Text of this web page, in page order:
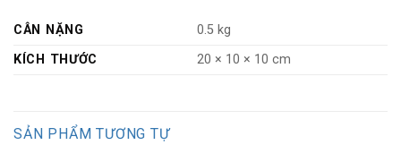
CÂN NẶNG
0.5 kg
KÍCH THƯỚC
20 × 10 × 10 cm
SẢN PHẨM TƯƠNG TỰ